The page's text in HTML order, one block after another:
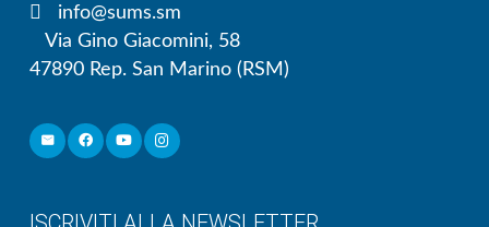
info@sums.sm
Via Gino Giacomini, 58
47890 Rep. San Marino (RSM)